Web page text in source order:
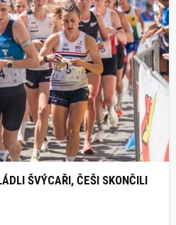
ŠVÝCAŘI, ČEŠI SKONČILI